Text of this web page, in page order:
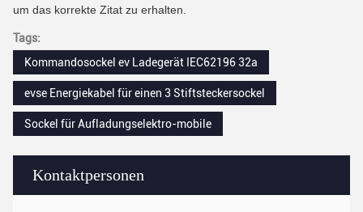
Kontaktpersonen
um das korrekte Zitat zu erhalten.
Tags:
Kommandosockel ev Ladegerät IEC62196 32a
evse Energiekabel für einen 3 Stiftsteckersockel
Sockel für Aufladungselektro-mobile